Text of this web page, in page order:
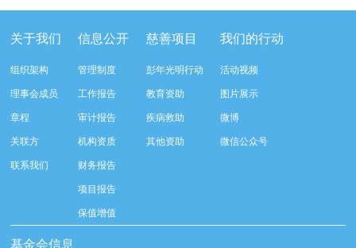
先生依次为新一任理事长徐滨先生及秘
新起点上，基金会将始终坚守创立初
心，继续沿着余彭年先生的慈善足迹稳
步前行：一方面将持续巩固已有的品牌
公益项目优势，把帮扶资源更精准地向
索适配新时代公益环境的创新路径，联
动更多社会爱心力量，搭建更透明、更
阔的角落，用实际行动践行"取之于社
会、用之于社会"的公益承诺。未来，
余彭年慈善基金会将在新一届理事会的
带领下，以更饱满的热忱投身公益慈善
家中。简朴的乡村民居陈设简单，老人
往日家中大大小小的农活，全都压在了
老伴一人肩上。此前季爷爷的左眼早已
彻底失明，卧床的日子里视野一片昏
暗，行动受限再加上双目近乎失明，老
人常常对往后的生活满心忧虑。得益于
去年项目开展的右眼手术，如今他的右
眼重获视力，平日里能够看清手机屏
幕，简单的日常起居也可以自己打理不
少。聊天的时候季爷爷语气满是庆
幸：“本来走路就不利索，要是双眼都
看不见，真的不敢设想往后的日子。现
光明行动”在内蒙的点点滴滴，并希望
覆盖，加强术后随访与科普宣传，同时
仪式后余彭年慈善基金会一行实地探访
了项目实施的一线情况，详细了解了患
流程就诊环节。 探访结束后，我们一行
开始对参与项目的患者进行了随机的回
项目的患者进行了随机的回访。居住在
松山区三道井子村的王奶奶左眼一直视
检查治疗。村里的赵书记在走访过程中
曾经被白内障困扰的老人，在接受
发生了怎样的变化。“现在能看清菜苗
来到涟源市渡头塘乡洪家村。72岁的曾
爷爷正在自家菜地里忙碌。他曾是村里
见，另一只眼睛的视力也越来越差。以
前，他看不清鱼塘的水位，也分不清菜
术后，眼睛亮堂多了！”老人笑着说。
现在，他能清楚地看到鱼塘里鱼儿游动
杂草。尽管手部有残疾，但他在田埂上
关于我们
组织架构
理事会成员
章程
关联方
联系我们
信息公开
管理制度
工作报告
审计报告
机构资质
财务报告
项目报告
保值增值
慈善项目
彭年光明行动
教育资助
疾病救助
其他资助
我们的行动
活动视频
图片展示
微博
微信公众号
基金会信息